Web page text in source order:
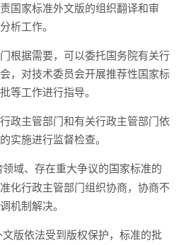
国家标准外文版的组织翻译和审
析工作。
根据需要，可以委托国务院有关行
，对技术委员会开展推荐性国家标
等工作进行指导。
政主管部门和有关行政主管部门依
实施进行监督检查。
域、存在重大争议的国家标准的
化行政主管部门组织协商，协商不
机制解决。
版依法受到版权保护，标准的批